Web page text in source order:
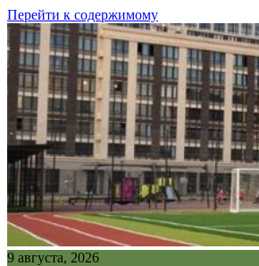
Перейти к содержимому
9 августа, 2026